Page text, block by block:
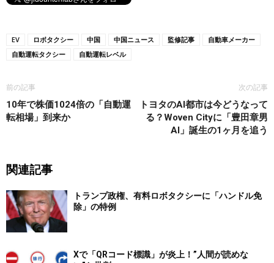
EV ロボタクシー 中国 中国ニュース 監修記事
自動車メーカー
自動運転タクシー
自動運転レベル
前の記事
10年で株価1024倍の「自動運
転相場」到来か
次の記事
トヨタのAI都市は今どうなって
る？Woven Cityに「豊田章男
AI」誕生の1ヶ月を追う
関連記事
トランプ政権、有料ロボタクシーに「ハンドル免
除」の特例
Xで「QRコード標識」が炎上！”人間が読めな